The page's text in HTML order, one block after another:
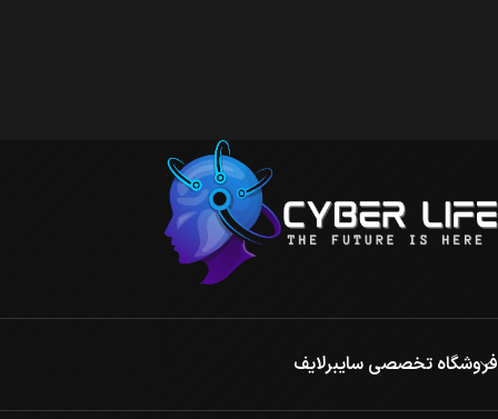
فروشگاه تخصصی سایبرلایف